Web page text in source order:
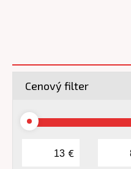
Cenový filter
€